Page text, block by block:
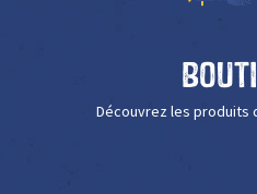
Découvrez les produits